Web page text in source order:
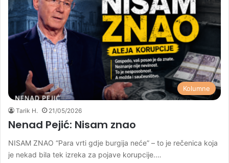
Kolumne
Tarik H. 21/05/2026
Nenad Pejić: Nisam znao
NISAM ZNAO “Para vrti gdje burgija neće” – to je rečenica koja
je nekad bila tek izreka za pojave korupcije.…